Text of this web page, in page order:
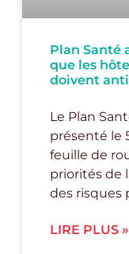
Plan Santé
que les
doivent
Le Plan
présenté le
feuille de
priorités de
des risques
LIRE PLUS »